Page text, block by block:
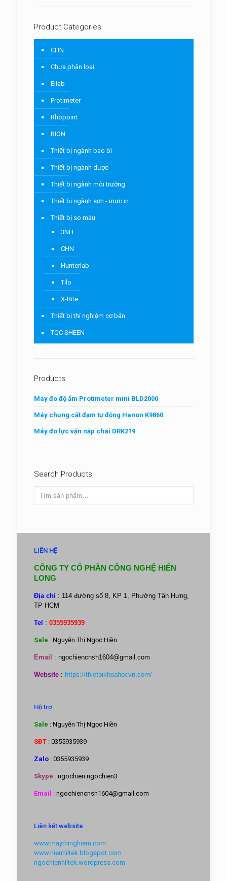
Product Categories
CHN
Chưa phân loại
Ellab
Protimeter
Rhopoint
RION
Thiết bị ngành bao bì
Thiết bị ngành dược
Thiết bị ngành môi trường
Thiết bị ngành sơn - mực in
Thiết bị so màu
3NH
CHN
Hunterlab
Tilo
X-Rite
Thiết bị thí nghiệm cơ bản
TQC SHEEN
Products
Máy đo độ ẩm Protimeter mini BLD2000
Máy chưng cất đạm tự động Hanon K9860
Máy đo lực vặn nắp chai DRK219
Search Products
LIÊN HỆ
CÔNG TY CỔ PHẦN CÔNG NGHỆ HIỂN
LONG
Địa chỉ : 114 đường số 8, KP 1, Phường Tân Hưng,
TP HCM
Tel : 0355935939
Sale : Nguyễn Thị Ngọc Hiền
Email : ngochiencnsh1604@gmail.com
Website : https://thietbikhoahocvn.com/
Hỗ trợ
Sale : Nguyễn Thị Ngọc Hiền
SĐT: 0355935939
Zalo : 0355935939
Skype : ngochien.ngochien3
Email : ngochiencnsh1604@gmail.com
Liên kết website
www.maythinghiem.com
www.hienhiltek.blogspot.com
ngochienhiltek.wordpress.com